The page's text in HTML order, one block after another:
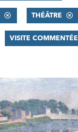
THÉÂTRE
VISITE COMMENTÉE